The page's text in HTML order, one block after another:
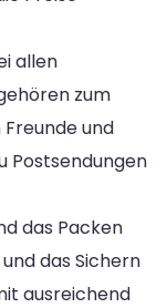
allen
zum
Freunde und
Postsendungen
das Packen
das Sichern
ausreichend